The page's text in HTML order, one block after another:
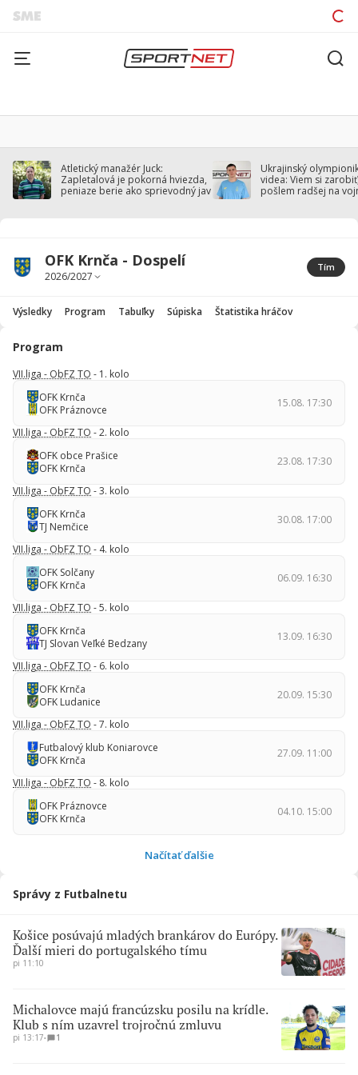
Atletický manažér Juck:
Zapletalová je pokorná hviezda,
peniaze berie ako sprievodný jav
Ukrajinský
videa: Viem si
pošlem radšej na
OFK Krnča - Dospelí Tím
Výsledky Program Tabuľky Súpiska Štatistika hráčov
Program
VII.liga - ObFZ TO - 1. kolo
OFK Krnča
OFK Práznovce
15.08. 17:30
VII.liga - ObFZ TO - 2. kolo
OFK obce Prašice
OFK Krnča
23.08. 17:30
VII.liga - ObFZ TO - 3. kolo
OFK Krnča
TJ Nemčice
30.08. 17:00
VII.liga - ObFZ TO - 4. kolo
OFK Solčany
OFK Krnča
06.09. 16:30
VII.liga - ObFZ TO - 5. kolo
OFK Krnča
TJ Slovan Veľké Bedzany
13.09. 16:30
VII.liga - ObFZ TO - 6. kolo
OFK Krnča
OFK Ludanice
20.09. 15:30
VII.liga - ObFZ TO - 7. kolo
Futbalový klub Koniarovce
OFK Krnča
27.09. 11:00
VII.liga - ObFZ TO - 8. kolo
OFK Práznovce
OFK Krnča
04.10. 15:00
Načítať ďalšie
Správy z Futbalnetu
Košice posúvajú mladých brankárov do Európy.
Ďalší mieri do portugalského tímu
pi 11:10
Michalovce majú francúzsku posilu na krídle.
Klub s ním uzavrel trojročnú zmluvu
pi 13:17∙ 1